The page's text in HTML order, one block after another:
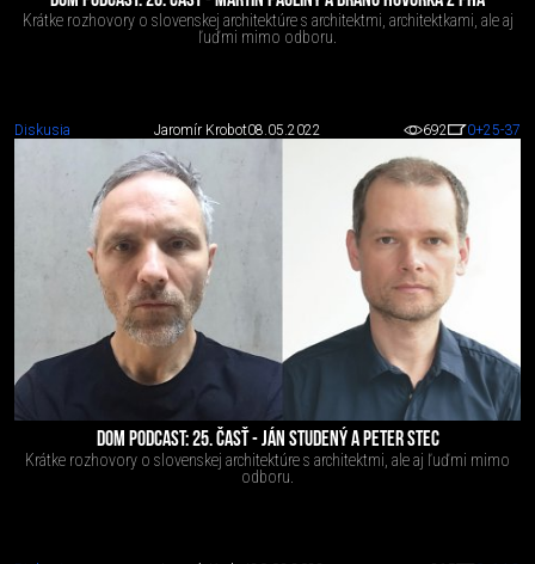
Krátke rozhovory o slovenskej architektúre s architektmi, architektkami, ale aj
ľuďmi mimo odboru.
Diskusia Jaromír Krobot08.05.2022 692 0+25-37
DOM PODCAST: 25. ČASŤ - JÁN STUDENÝ A PETER STEC
Krátke rozhovory o slovenskej architektúre s architektmi, ale aj ľuďmi mimo
odboru.